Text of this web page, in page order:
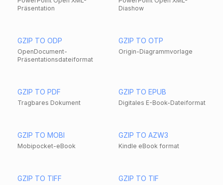
Präsentation
Diashow
GZIP TO ODP
OpenDocument-
Präsentationsdateiformat
GZIP TO OTP
Origin-Diagrammvorlage
GZIP TO PDF
Tragbares Dokument
GZIP TO EPUB
Digitales E-Book-Dateiformat
GZIP TO MOBI
Mobipocket-eBook
GZIP TO AZW3
Kindle eBook format
GZIP TO TIFF GZIP TO TIF